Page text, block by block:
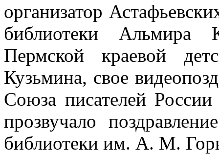
организатор
библиотеки Альмира
Пермской краевой
Кузьмина, свое
Союза писателей
прозвучало
библиотеки им. А. М.